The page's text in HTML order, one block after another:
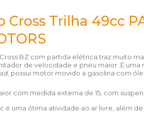
Cross Trilha 49cc
BZ com partida elétrica traz muito
de velocidade e pneu maior. É
, possui motor movido a gasolina com
com medida externa de 15, com
é uma ótima atividade ao ar livre, além